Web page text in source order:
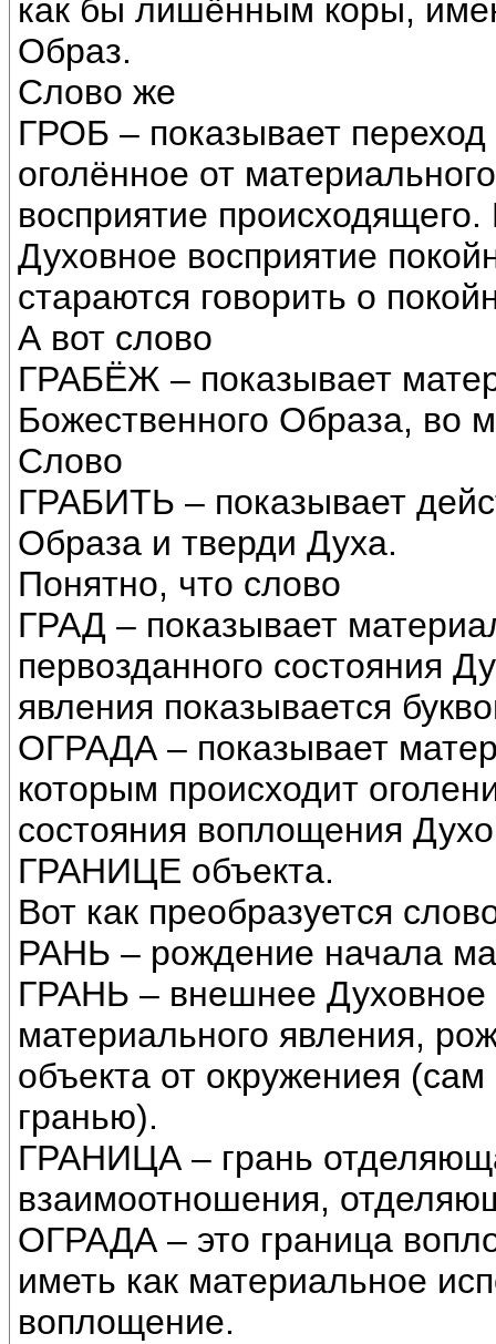
как бы лишённым коры,
Образ.
Слово же
ГРОБ – показывает
оголённое от
восприятие
Духовное восприятие
стараются говорить о
А вот слово
ГРАБЁЖ – показывает
Божественного Образа, во
Слово
ГРАБИТЬ – показывает
Образа и тверди Духа.
Понятно, что слово
ГРАД – показывает
первозданного состояния
явления показывается
ОГРАДА – показывает
которым происходит
состояния воплощения
ГРАНИЦЕ объекта.
Вот как преобразуется
РАНЬ – рождение начала
ГРАНЬ – внешнее
материального явления,
объекта от окружениея
гранью).
ГРАНИЦА – грань
взаимоотношения,
ОГРАДА – это граница
иметь как материальное
воплощение.